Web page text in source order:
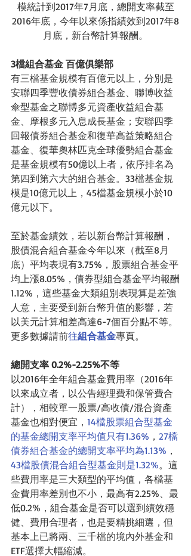
模統計到2017年7月底，總開支率截至
2016年底，今年以來係指績效到2017年8
月底，新台幣計算報酬。
3檔組合基金 百億俱樂部
有三檔基金規模有百億元以上，分別是
安聯四季豐收債券組合基金、聯博收益
傘型基金之聯博多元資產收益組合基
金、摩根多元入息成長基金；安聯四季
回報債券組合基金和復華高益策略組合
基金、復華奧林匹克全球優勢組合基金
是基金規模有50億以上者，依序排名為
第四到第六大的組合基金。33檔基金規
模是10億元以上，45檔基金規模小於10
億元以下。
至於基金績效，若以新台幣計算報酬，
股債混合組合基金今年以來（截至8月
底）平均表現有3.75%，股票組合基金平
均上漲8.05%，債券型組合基金平均報酬
1.12%，這些基金大類組別表現算是差強
人意，主要受到新台幣升值的影響，若
以美元計算相差高達6-7個百分點不等。
更多數據請前往組合基金專頁。
總開支率 0.2%-2.25%不等
以2016年全年組合基金費用率（2016年
以來成立者，以公告經理費和保管費合
計），相較單一股票/高收債/混合資產
基金也相對便宜， 14檔股票組合型基金
的基金總開支率平均值只有1.36% ， 27檔
債券組合基金的總開支率平均為1.13% ，
43檔股債混合組合型基金則是1.32%。這
些費用率是三大類型的平均值，各檔基
金費用率差別也不小，最高有2.25%、最
低0.2%，組合基金是否可以選到績效穩
健、費用合理者，也是要精挑細選，但
基本上已將兩、三千檔的境內外基金和
ETF選擇大幅縮減。